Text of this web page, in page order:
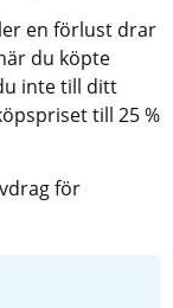
en förlust drar
du köpte
inte till ditt
till 25 %
för